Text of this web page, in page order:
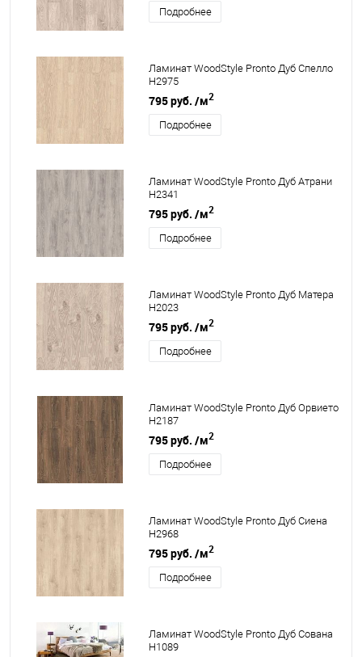
Подробнее
Ламинат WoodStyle Pronto Дуб Спелло
H2975
795 руб. /м2
Подробнее
Ламинат WoodStyle Pronto Дуб Атрани
H2341
795 руб. /м2
Подробнее
Ламинат WoodStyle Pronto Дуб Матера
H2023
795 руб. /м2
Подробнее
Ламинат WoodStyle Pronto Дуб Орвието
H2187
795 руб. /м2
Подробнее
Ламинат WoodStyle Pronto Дуб Сиена
H2968
795 руб. /м2
Подробнее
Ламинат WoodStyle Pronto Дуб Сована
H1089